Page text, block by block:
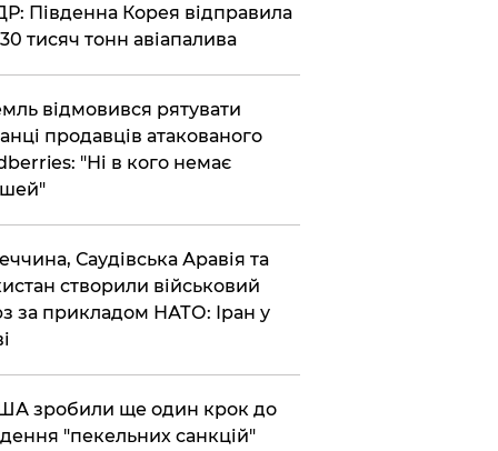
Південна Корея відправила
тисяч тонн авіапалива
відмовився рятувати
продавців атакованого
"Ні в кого немає
Саудівська Аравія та
створили військовий
за прикладом НАТО: Іран у
зробили ще один крок до
"пекельних санкцій"